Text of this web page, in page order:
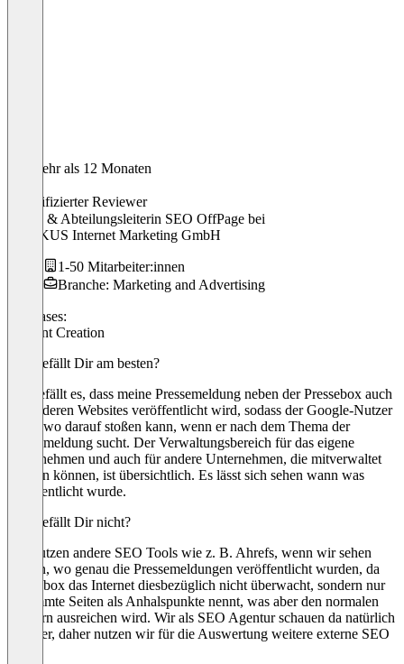
Vor mehr als 12 Monaten
Verifizierter Reviewer
Presse & Abteilungsleiterin SEO OffPage bei
ABAKUS Internet Marketing GmbH
1-50 Mitarbeiter:innen
Branche: Marketing and Advertising
Use cases:
Content Creation
Was gefällt Dir am besten?
Mir gefällt es, dass meine Pressemeldung neben der Pressebox auch
auf anderen Websites veröffentlicht wird, sodass der Google-Nutzer
irgendwo darauf stoßen kann, wenn er nach dem Thema der
Pressemeldung sucht. Der Verwaltungsbereich für das eigene
Unternehmen und auch für andere Unternehmen, die mitverwaltet
werden können, ist übersichtlich. Es lässt sich sehen wann was
veröffentlicht wurde.
Was gefällt Dir nicht?
Wir nutzen andere SEO Tools wie z. B. Ahrefs, wenn wir sehen
wollen, wo genau die Pressemeldungen veröffentlicht wurden, da
Pressebox das Internet diesbezüglich nicht überwacht, sondern nur
bestimmte Seiten als Anhalspunkte nennt, was aber den normalen
Nutzern ausreichen wird. Wir als SEO Agentur schauen da natürlich
genauer, daher nutzen wir für die Auswertung weitere externe SEO